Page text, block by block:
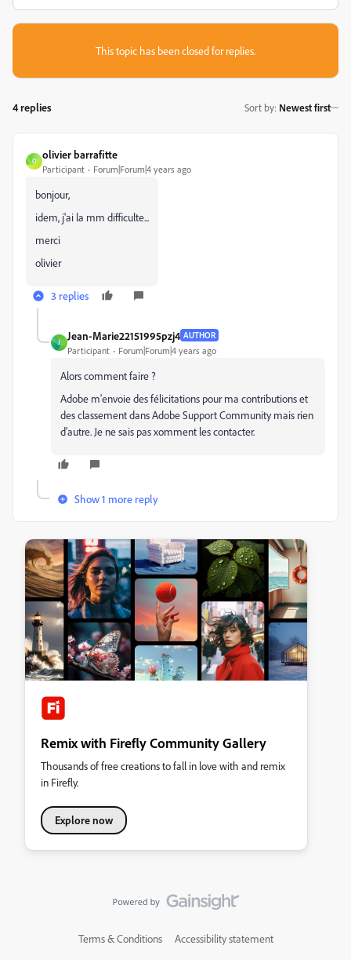
This topic has been closed for replies.
4 replies Sort by: Newest first
O
olivier barrafitte
Participant Forum|Forum|4 years ago
bonjour,
idem, j'ai la mm difficulte...
merci
olivier
3 replies
J
Jean-Marie22151995pzj4 AUTHOR
Participant Forum|Forum|4 years ago
Alors comment faire ?
Adobe m'envoie des félicitations pour ma contributions et
des classement dans Adobe Support Community mais rien
d'autre. Je ne sais pas xomment les contacter.
Show 1 more reply
Remix with Firefly Community Gallery
Thousands of free creations to fall in love with and remix
in Firefly.
Explore now
Terms & Conditions Accessibility statement